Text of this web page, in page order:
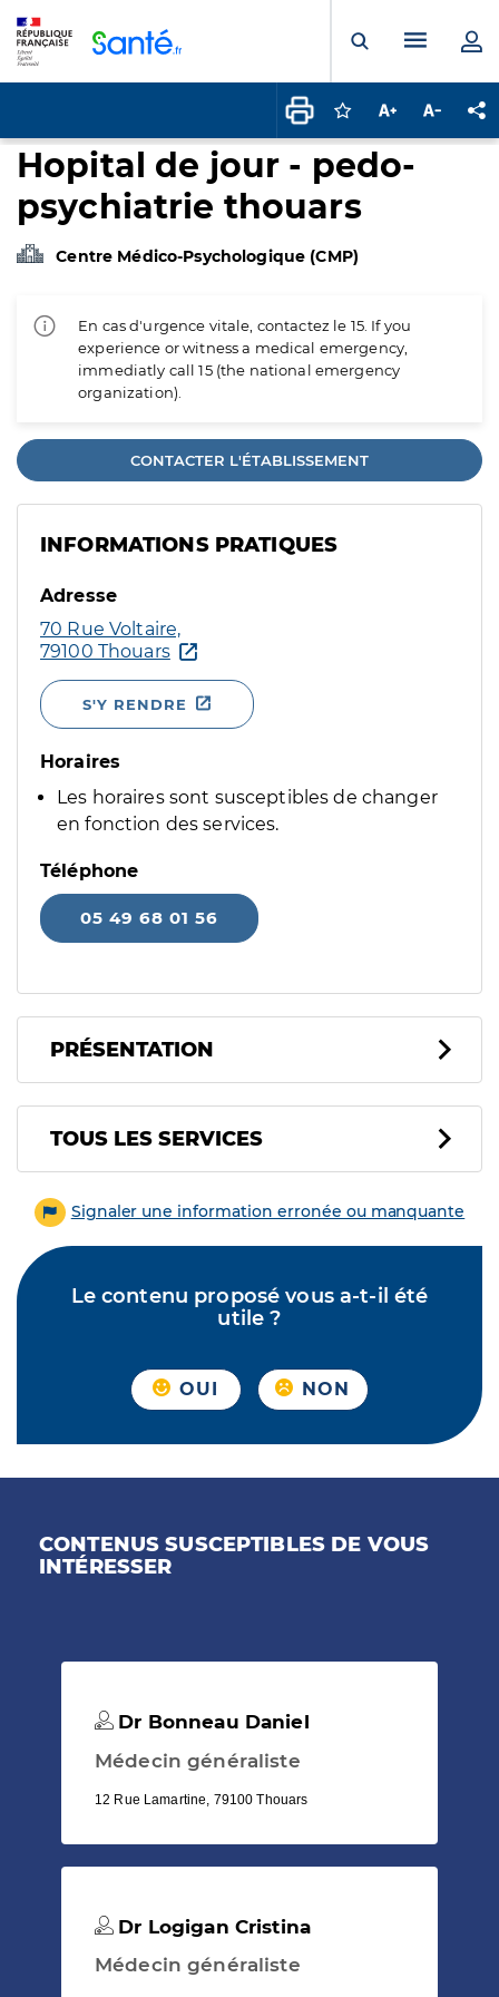
Ouvrir laMenu
Connectez-vous
Augmenter la
Hopital de jour - pedo-
psychiatrie thouars
Centre Médico-Psychologique (CMP)
En cas d'urgence vitale, contactez le 15. If you
experience or witness a medical emergency,
immediatly call 15 (the national emergency
organization).
CONTACTER L'ÉTABLISSEMENT
INFORMATIONS PRATIQUES
Adresse
70 Rue Voltaire,
79100 Thouars
S'Y RENDRE
Horaires
Les horaires sont susceptibles de changer
en fonction des services.
Téléphone
05 49 68 01 56
PRÉSENTATION
Tous les services
TOUS LES SERVICES
Signaler une information erronée ou manquante
Le contenu proposé vous a-t-il été
utile ?
OUI NON
CONTENUS SUSCEPTIBLES DE VOUS
INTÉRESSER
Dr Bonneau Daniel
Médecin généraliste
12 Rue Lamartine, 79100 Thouars
Dr Logigan Cristina
Médecin généraliste